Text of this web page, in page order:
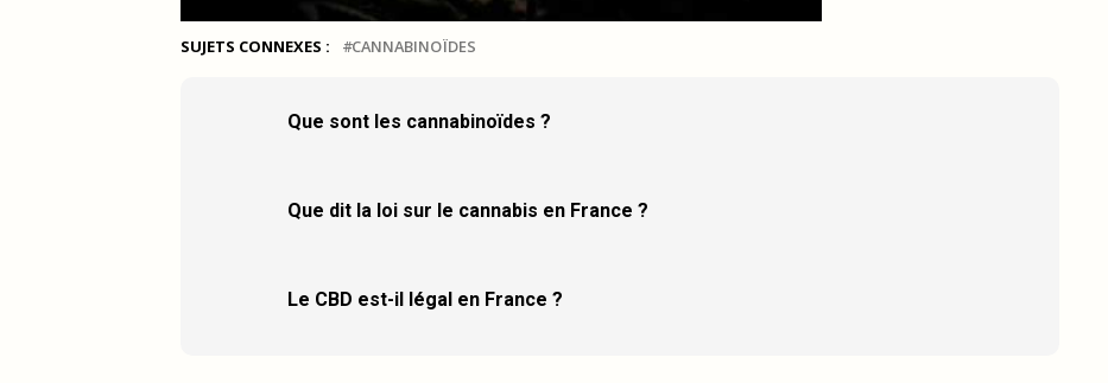
SUJETS CONNEXES : CANNABINOÏDES
Que sont les cannabinoïdes ?
Que dit la loi sur le cannabis en France ?
Le CBD est-il légal en France ?